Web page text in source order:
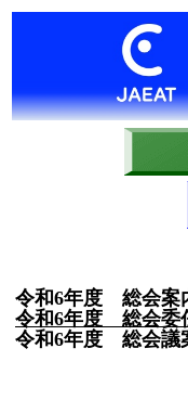
令和6年度 総会案
令和6年度 総会委
令和6年度 総会議